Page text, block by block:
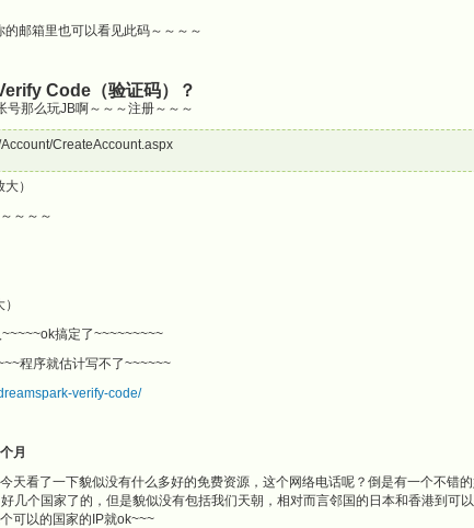
邮箱里也可以看见此码～～～～
Code（验证码）？
那么玩JB啊～～～注册～～～
CreateAccount.aspx
大）
～～～
搞定了~~~~~~~~~
程序就估计写不了~~~~~~
verify-code/
月
天看了一下貌似没有什么多好的免费资源，这个网络电话呢？倒是有一个不错
几个国家了的，但是貌似没有包括我们天朝，相对而言邻国的日本和香港到可
可以的国家的IP就ok~~~